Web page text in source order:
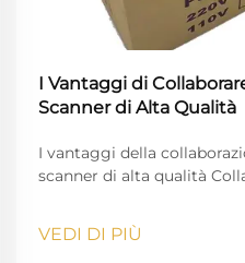
I Vantaggi di
Scanner di Alta Qualità
I vantaggi della
scanner di alta qualità
che dipendono dalla
dall'immagine di alta
VEDI DI PIÙ